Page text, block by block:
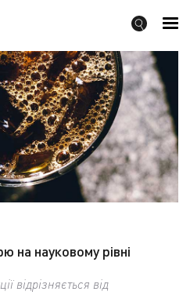
на науковому рівні
відрізняється від